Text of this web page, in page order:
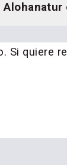
Alohanatur
Si quiere